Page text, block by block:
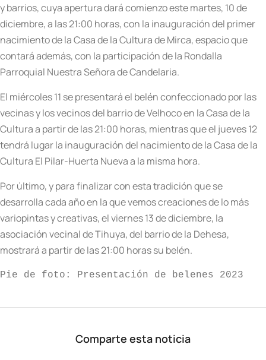
y barrios, cuya apertura dará comienzo este martes, 10 de
diciembre, a las 21:00 horas, con la inauguración del primer
nacimiento de la Casa de la Cultura de Mirca, espacio que
contará además, con la participación de la Rondalla
Parroquial Nuestra Señora de Candelaria.
El miércoles 11 se presentará el belén confeccionado por las
vecinas y los vecinos del barrio de Velhoco en la Casa de la
Cultura a partir de las 21:00 horas, mientras que el jueves 12
tendrá lugar la inauguración del nacimiento de la Casa de la
Cultura El Pilar-Huerta Nueva a la misma hora.
Por último, y para finalizar con esta tradición que se
desarrolla cada año en la que vemos creaciones de lo más
variopintas y creativas, el viernes 13 de diciembre, la
asociación vecinal de Tihuya, del barrio de la Dehesa,
mostrará a partir de las 21:00 horas su belén.
Pie de foto: Presentación de belenes 2023
Comparte esta noticia